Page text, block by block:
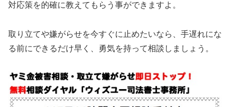
対応策を的確に教えてもらう事ができますよ。
取り立てや嫌がらせを今すぐに止めたいなら、手遅れにな
る前にできるだけ早く、勇気を持って相談しましょう。